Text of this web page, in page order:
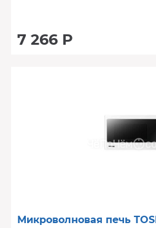
7 266 Р
Микроволновая печь